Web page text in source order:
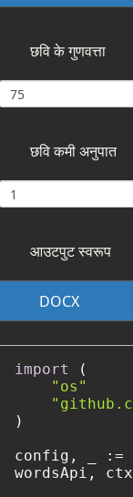
छवि के गुणवत्ता
छवि कमी अनुपात
आउटपुट स्वरूप
import
(
"os"
)
config, _ :=
wordsApi,